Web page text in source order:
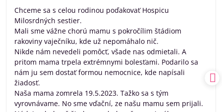
5
Chceme sa s celou rodinou poďakovať Hospicu
Milosrdných sestier.
Mali sme vážne chorú mamu s pokročílim štádiom
rakoviny vaječníku, kde už nepomáhalo nič.
Nikde nám nevedeli pomôcť, všade nas odmietali. A
pritom mama trpela extrémnymi bolesťami. Podarilo sa
nám ju sem dostať formou nemocnice, kde napísali
žiadosť.
Naša mama zomrela 19.5.2023. Tažko sa s tým
vyrovnávame. No sme vďační, ze našu mamu sem prijali.